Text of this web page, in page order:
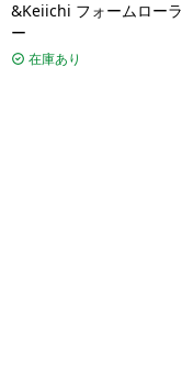
&Keiichi フォームローラ
ー
在庫あり